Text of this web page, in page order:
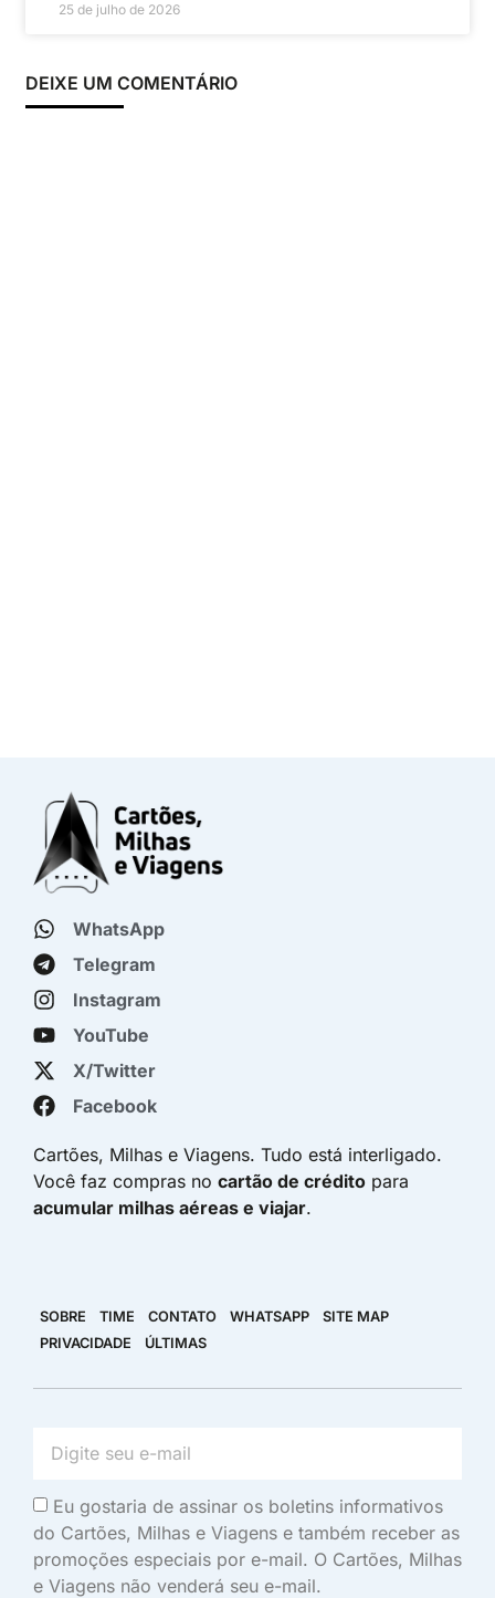
25 de julho de 2026
DEIXE UM COMENTÁRIO
WhatsApp
Telegram
Instagram
YouTube
X/Twitter
Facebook
Cartões, Milhas e Viagens. Tudo está interligado.
Você faz compras no cartão de crédito para
acumular milhas aéreas e viajar.
SOBRE TIME CONTATO WHATSAPP
SITE MAP
PRIVACIDADE
ÚLTIMAS
Eu gostaria de assinar os boletins informativos
do Cartões, Milhas e Viagens e também receber as
promoções especiais por e-mail. O Cartões, Milhas
e Viagens não venderá seu e-mail.